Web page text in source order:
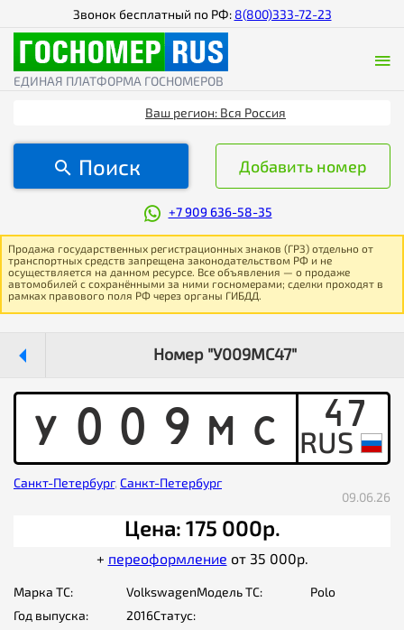
Звонок бесплатный по РФ: 8(800)333-72-23
ЕДИНАЯ ПЛАТФОРМА ГОСНОМЕРОВ
Ваш регион: Вся Россия
Поиск Добавить номер
+7 909 636-58-35
Продажа государственных регистрационных знаков (ГРЗ) отдельно от
транспортных средств запрещена законодательством РФ и не
осуществляется на данном ресурсе. Все объявления — о продаже
автомобилей с сохранёнными за ними госномерами; сделки проходят в
рамках правового поля РФ через органы ГИБДД.
Номер "У009МС47"
Y 0 0 9 M C 47
Санкт-Петербург, Санкт-Петербург
09.06.26
Цена: 175 000р.
+ переоформление от 35 000р.
Марка ТС: VolkswagenМодель ТС:
Polo
Год выпуска:
2016Статус: